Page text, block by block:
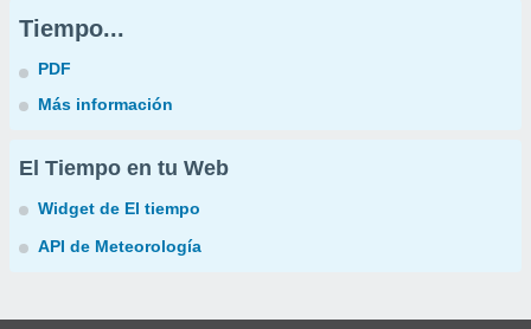
Tiempo...
PDF
Más información
El Tiempo en tu Web
Widget de El tiempo
API de Meteorología